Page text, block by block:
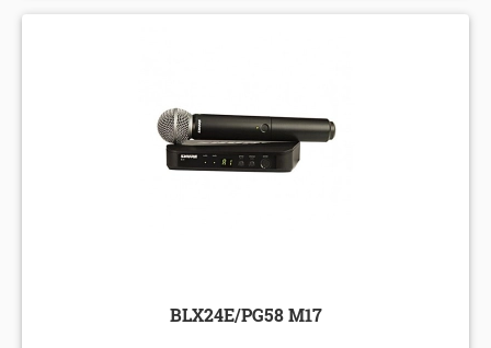
BLX24E/PG58 M17